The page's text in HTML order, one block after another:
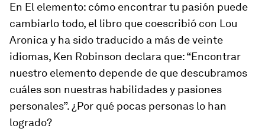
En El elemento: cómo encontrar tu pasión puede
cambiarlo todo, el libro que coescribió con Lou
Aronica y ha sido traducido a más de veinte
idiomas, Ken Robinson declara que: “Encontrar
nuestro elemento depende de que descubramos
cuáles son nuestras habilidades y pasiones
personales”. ¿Por qué pocas personas lo han
logrado?